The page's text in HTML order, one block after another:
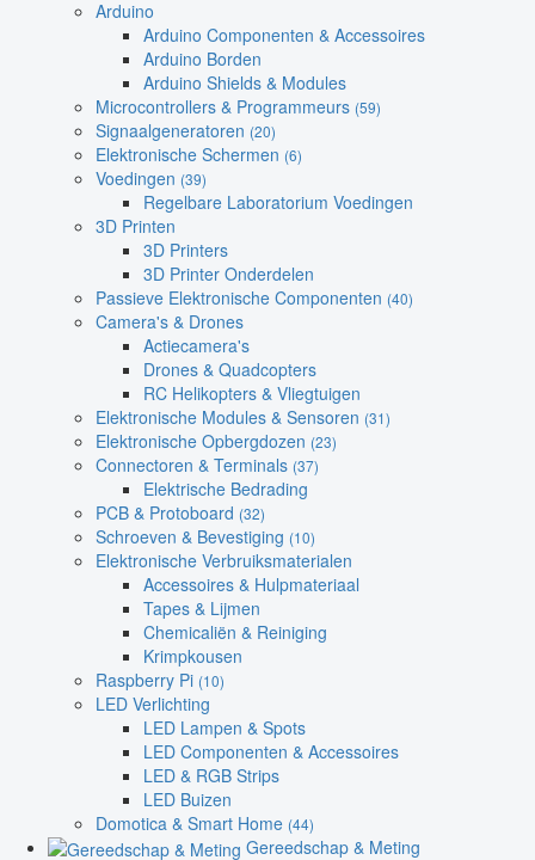
Arduino
Arduino Componenten & Accessoires
Arduino Borden
Arduino Shields & Modules
Microcontrollers & Programmeurs (59)
Signaalgeneratoren (20)
Elektronische Schermen (6)
Voedingen (39)
Regelbare Laboratorium Voedingen
3D Printen
3D Printers
3D Printer Onderdelen
Passieve Elektronische Componenten (40)
Camera's & Drones
Actiecamera's
Drones & Quadcopters
RC Helikopters & Vliegtuigen
Elektronische Modules & Sensoren (31)
Elektronische Opbergdozen (23)
Connectoren & Terminals (37)
Elektrische Bedrading
PCB & Protoboard (32)
Schroeven & Bevestiging (10)
Elektronische Verbruiksmaterialen
Accessoires & Hulpmateriaal
Tapes & Lijmen
Chemicaliën & Reiniging
Krimpkousen
Raspberry Pi (10)
LED Verlichting
LED Lampen & Spots
LED Componenten & Accessoires
LED & RGB Strips
LED Buizen
Domotica & Smart Home (44)
Gereedschap & Meting